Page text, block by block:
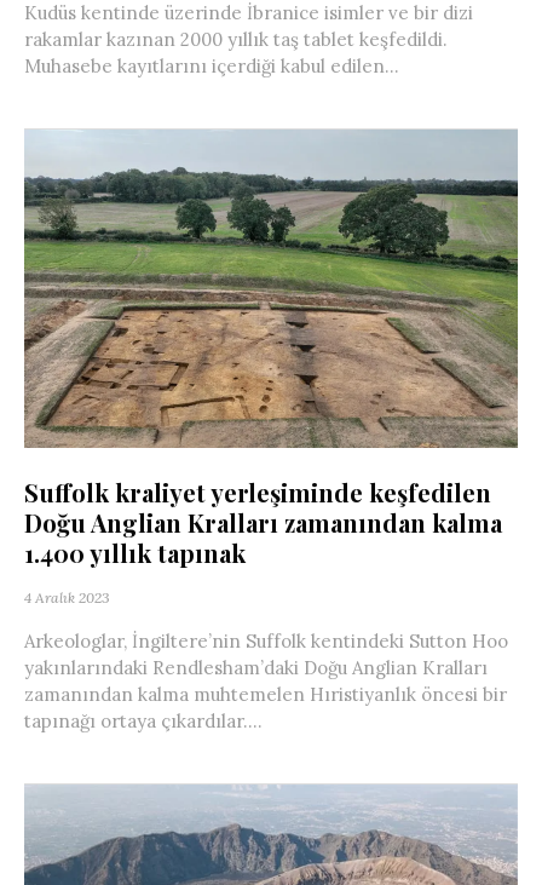
Kudüs kentinde üzerinde İbranice isimler ve bir dizi
rakamlar kazınan 2000 yıllık taş tablet keşfedildi.
Muhasebe kayıtlarını içerdiği kabul edilen...
Suffolk kraliyet yerleşiminde keşfedilen
Doğu Anglian Kralları zamanından kalma
1.400 yıllık tapınak
4 Aralık 2023
Arkeologlar, İngiltere’nin Suffolk kentindeki Sutton Hoo
yakınlarındaki Rendlesham’daki Doğu Anglian Kralları
zamanından kalma muhtemelen Hıristiyanlık öncesi bir
tapınağı ortaya çıkardılar....